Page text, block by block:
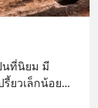
นที่นิยม มี
ยวเล็กน้อย...